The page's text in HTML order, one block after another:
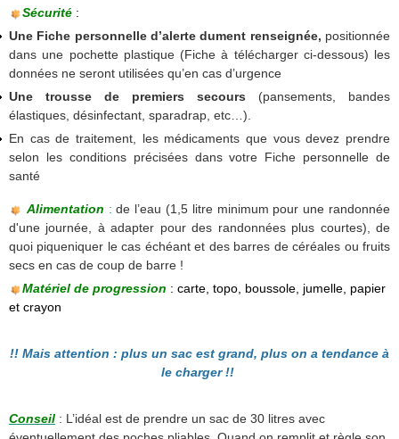
Sécurité :
Une Fiche personnelle d’alerte dument renseignée, positionnée
dans une pochette plastique (Fiche à télécharger ci-dessous) les
données ne seront utilisées qu’en cas d’urgence
Une trousse de premiers secours (pansements, bandes
élastiques, désinfectant, sparadrap, etc…).
En cas de traitement, les médicaments que vous devez prendre
selon les conditions précisées dans votre Fiche personnelle de
santé
Alimentation :de l’eau (1,5 litre minimum pour une randonnée
d'une journée, à adapter pour des randonnées plus courtes), de
quoi piqueniquer le cas échéant et des barres de céréales ou fruits
secs en cas de coup de barre !
Matériel de progression : carte, topo, boussole, jumelle, papier
et crayon
!! Mais attention : plus un sac est grand, plus on a tendance à
le charger !!
Conseil : L’idéal est de prendre un sac de 30 litres avec